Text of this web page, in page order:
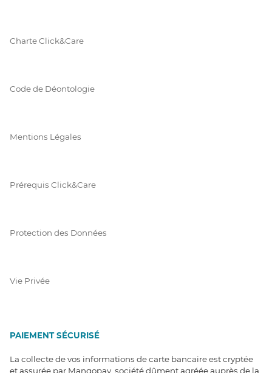
Charte Click&Care
Code de Déontologie
Mentions Légales
Prérequis Click&Care
Protection des Données
Vie Privée
PAIEMENT SÉCURISÉ
La collecte de vos informations de carte bancaire est cryptée
et assurée par Mangopay, société dûment agréée auprès de la